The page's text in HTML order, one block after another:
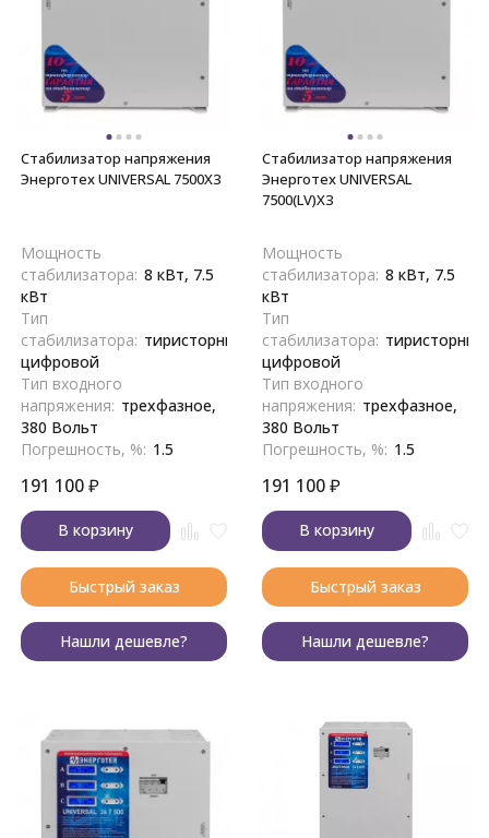
Стабилизатор напряжения
Энерготех UNIVERSAL 7500X3
Мощность
стабилизатора: 8 кВт, 7.5
кВт
Тип
стабилизатора: тиристорный,
цифровой
Тип входного
напряжения: трехфазное,
380 Вольт
Погрешность, %: 1.5
191 100₽
В корзину
Быстрый заказ
Нашли дешевле?
Стабилизатор напряжения
Энерготех UNIVERSAL
7500(LV)X3
Мощность
стабилизатора: 8 кВт, 7.5
кВт
Тип
стабилизатора:
цифровой
Тип входного
напряжения: трехфазное,
380 Вольт
Погрешность, %: 1.5
191 100₽
В корзину
Быстрый заказ
Нашли дешевле?